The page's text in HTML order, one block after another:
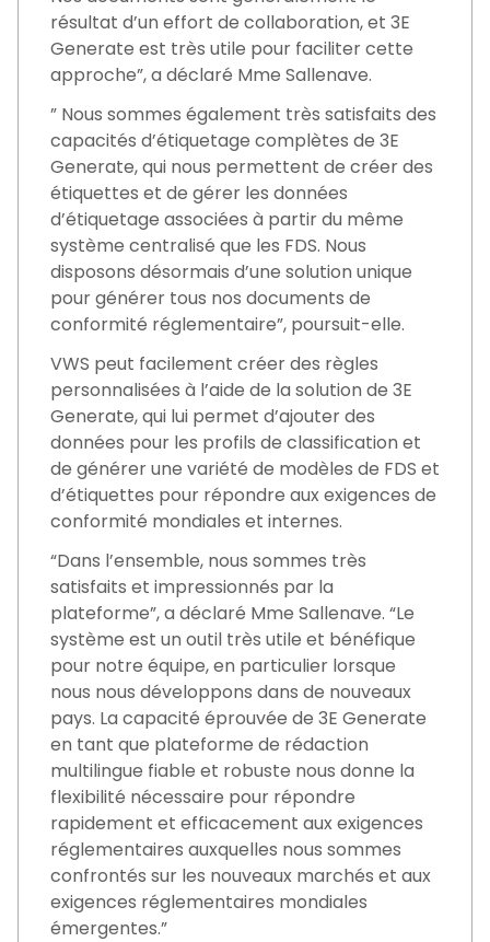
résultat d’un effort de collaboration, et 3E
Generate est très utile pour faciliter cette
approche”, a déclaré Mme Sallenave.
” Nous sommes également très satisfaits des
capacités d’étiquetage complètes de 3E
Generate, qui nous permettent de créer des
étiquettes et de gérer les données
d’étiquetage associées à partir du même
système centralisé que les FDS. Nous
disposons désormais d’une solution unique
pour générer tous nos documents de
conformité réglementaire”, poursuit-elle.
VWS peut facilement créer des règles
personnalisées à l’aide de la solution de 3E
Generate, qui lui permet d’ajouter des
données pour les profils de classification et
de générer une variété de modèles de FDS et
d’étiquettes pour répondre aux exigences de
conformité mondiales et internes.
“Dans l’ensemble, nous sommes très
satisfaits et impressionnés par la
plateforme”, a déclaré Mme Sallenave. “Le
système est un outil très utile et bénéfique
pour notre équipe, en particulier lorsque
nous nous développons dans de nouveaux
pays. La capacité éprouvée de 3E Generate
en tant que plateforme de rédaction
multilingue fiable et robuste nous donne la
flexibilité nécessaire pour répondre
rapidement et efficacement aux exigences
réglementaires auxquelles nous sommes
confrontés sur les nouveaux marchés et aux
exigences réglementaires mondiales
émergentes.”